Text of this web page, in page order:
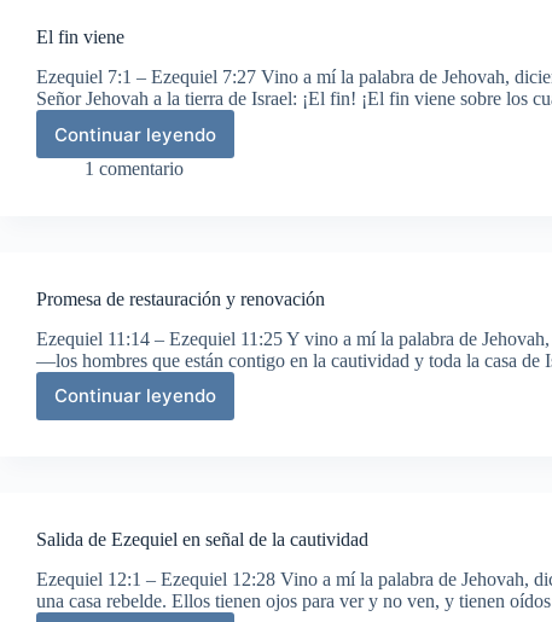
El fin viene
Ezequiel 7:1 – Ezequiel 7:27 Vino a mí la palabra de Jehovah,
Señor Jehovah a la tierra de Israel: ¡El fin! ¡El fin viene sobre los
Continuar leyendo
El
fin
1 comentario
Promesa de restauración y renovación
Ezequiel 11:14 – Ezequiel 11:25 Y vino a mí la palabra de
—los hombres que están contigo en la cautividad y toda la casa
Continuar leyendo
Promesa
Salida de Ezequiel en señal de la cautividad
Ezequiel 12:1 – Ezequiel 12:28 Vino a mí la palabra de Jehovah,
una casa rebelde. Ellos tienen ojos para ver y no ven, y tienen